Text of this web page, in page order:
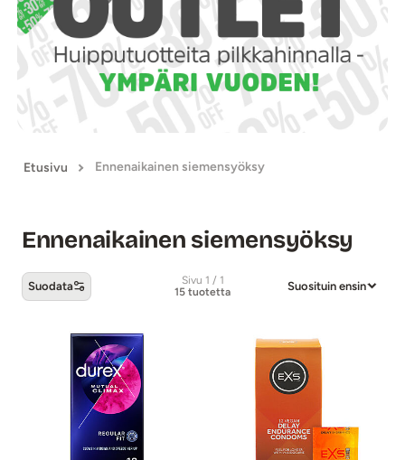
Etusivu Ennenaikainen siemensyöksy
Ennenaikainen siemensyöksy
Suodata
Sivu 1 / 1
15 tuotetta
Suosituin ensin
Ennenaikainen siemensyöksy -tuotteet